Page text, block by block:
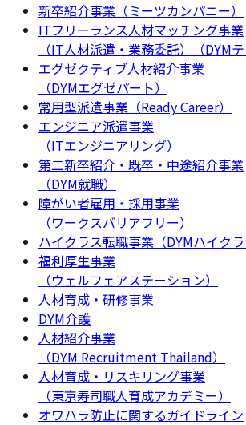
新卒紹介事業（ミーツカンパニー）
ITフリーランス人材マッチング事業
（IT人材派遣・業務委託）（DYMテ
エグゼクティブ人材紹介事業
（DYMエグゼパート）
常用型派遣事業（Ready Career）
エンジニア派遣事業
（ITエンジニアリング）
第二新卒紹介・既卒・中途紹介事業
（DYM就職）
障がい者雇用・採用事業
（ワークスバリアフリー）
ハイクラス転職事業（DYMハイクラ
福利厚生事業
（ウェルフェアステーション）
人材育成・研修事業
DYM介護
人材紹介事業
（DYM Recruitment Thailand）
人材育成・リスキリング事業
（東京寿司職人育成アカデミー）
オワハラ防止に関するガイドライン